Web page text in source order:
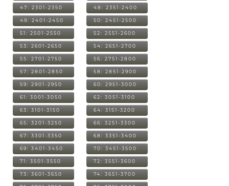
47: 2301-2350 48: 2351-2400
49: 2401-2450 50: 2451-2500
51: 2501-2550 52: 2551-2600
53: 2601-2650 54: 2651-2700
55: 2701-2750 56: 2751-2800
57: 2801-2850 58: 2851-2900
59: 2901-2950 60: 2951-3000
61: 3001-3050 62: 3051-3100
63: 3101-3150 64: 3151-3200
65: 3201-3250 66: 3251-3300
67: 3301-3350 68: 3351-3400
69: 3401-3450 70: 3451-3500
71: 3501-3550 72: 3551-3600
73: 3601-3650 74: 3651-3700